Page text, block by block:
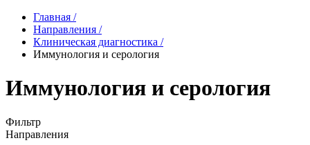
Главная /
Направления /
Клиническая диагностика /
Иммунология и серология
Иммунология и серология
Фильтр
Направления